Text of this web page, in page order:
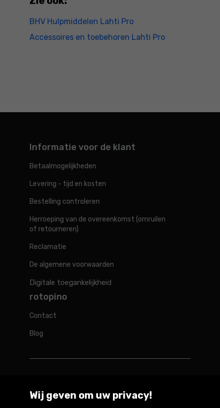
BHV Hulpmiddelen Lahti Pro
Accessoires en toebehoren Lahti Pro
Informatie voor de klant
Betaalmogelijkheden
Levering - tijd en kosten
Bestelling controleren
Herroeping van de overeenkomst (omruilen
of retourneren)
Reclamatie
De algemene voorwaarden
Digitale toegankelijkheid
rotopino
Contact
Blog
Wij geven om uw privacy!